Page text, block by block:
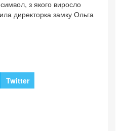
з якого виросло
директорка замку Ольга
Twitter